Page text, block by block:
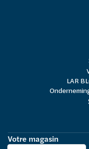
LAR
Votre magasin